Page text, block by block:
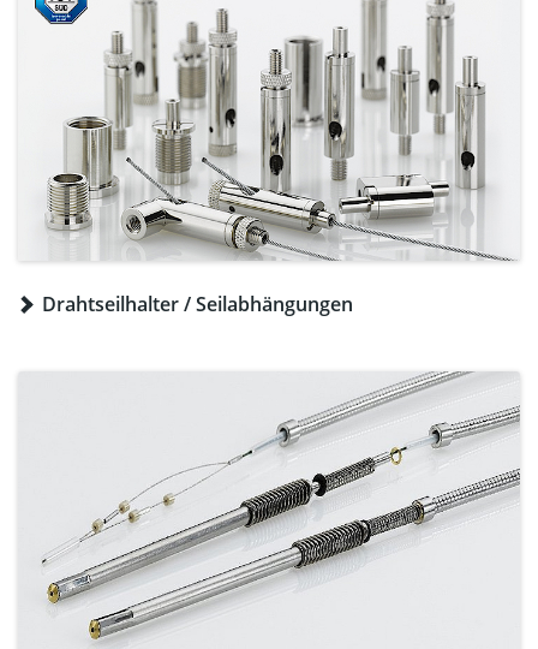
Drahtseilhalter / Seilabhängungen